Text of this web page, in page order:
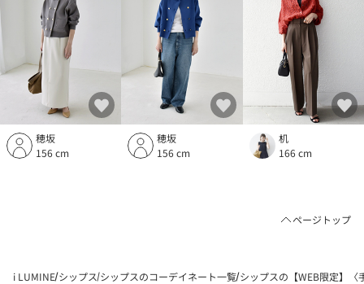
穂坂
156 cm
穂坂
156 cm
机
166 cm
ページトップ
i LUMINE シップス シップスのコーデイネート一覧 シップスの【WEB限定】〈